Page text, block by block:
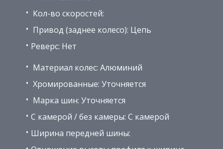
Кол-во скоростей:
Привод (заднее колесо): Цепь
Реверс: Нет
Материал колес: Алюминий
Хромированные: Уточняется
Марка шин: Уточняется
С камерой / без камеры: С камерой
Ширина передней шины: